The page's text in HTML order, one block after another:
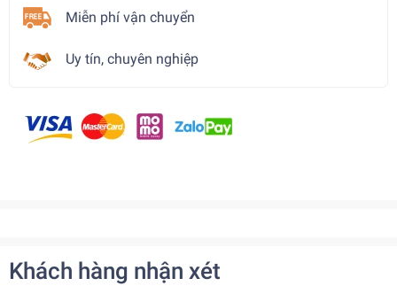
Miễn phí vận chuyển
Uy tín, chuyên nghiệp
Khách hàng nhận xét